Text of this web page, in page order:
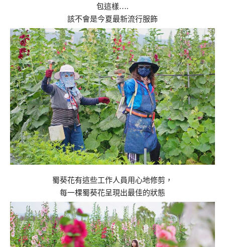
包這樣….
該不會是今夏最新流行服飾
蜀葵花有這些工作人員用心地修剪，
每一棵蜀葵花呈現出最佳的狀態